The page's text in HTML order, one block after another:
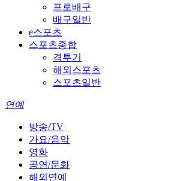
프로배구
배구일반
e스포츠
스포츠종합
격투기
해외스포츠
스포츠일반
연예
방송/TV
가요/음악
영화
공연/문화
해외연예